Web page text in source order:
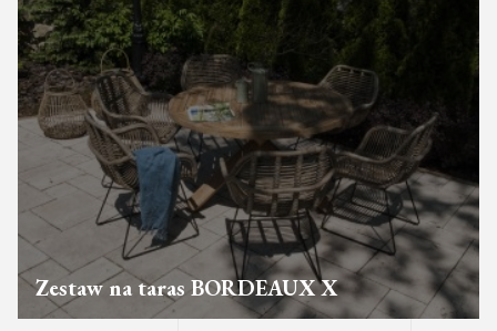
Zestaw na taras BORDEAUX X